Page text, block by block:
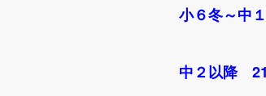
小６冬～中
中２以降